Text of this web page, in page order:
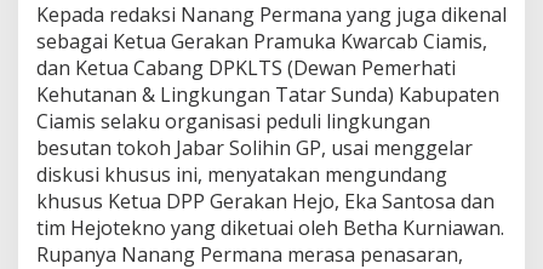
g
a
n
S
a
m
p
a
V
e
r
Kepada redaksi Nanang Permana yang juga dikenal
sebagai Ketua Gerakan Pramuka Kwarcab Ciamis,
dan Ketua Cabang DPKLTS (Dewan Pemerhati
Kehutanan & Lingkungan Tatar Sunda) Kabupaten
Ciamis selaku organisasi peduli lingkungan
besutan tokoh Jabar Solihin GP, usai menggelar
diskusi khusus ini, menyatakan mengundang
khusus Ketua DPP Gerakan Hejo, Eka Santosa dan
tim Hejotekno yang diketuai oleh Betha Kurniawan.
Rupanya Nanang Permana merasa penasaran,